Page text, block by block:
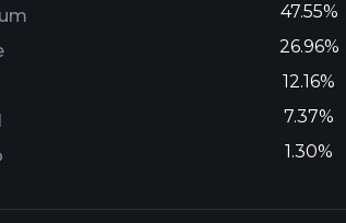
47.55%
26.96%
12.16%
7.37%
1.30%